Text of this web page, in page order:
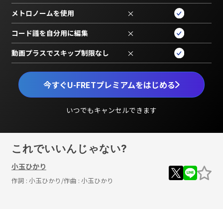
今すぐU-FRETプレミアムをはじめる
いつでもキャンセルできます
メトロノームを使用 ×
コード譜を自分用に編集 ×
動画プラスでスキップ制限なし ×
これでいいんじゃない?
小玉ひかり
作詞 : 小玉ひかり /作曲 : 小玉ひかり